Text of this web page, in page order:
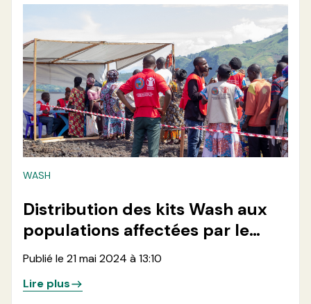
WASH
Distribution des kits Wash aux
populations affectées par le
conflits dans le site de Nzulo 2
Kivu, RDC
Publié le 21 mai 2024 à 13:10
Lire plus